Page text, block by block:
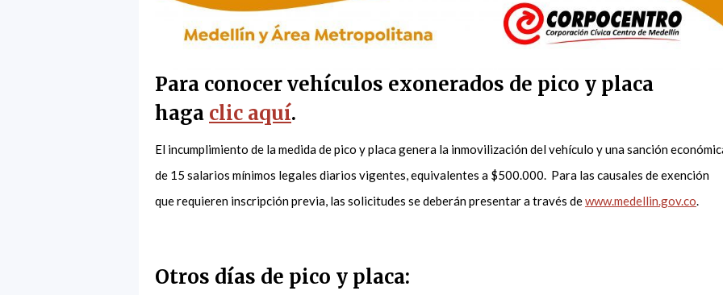
Para conocer vehículos exonerados de pico y placa
haga clic aquí.
El incumplimiento de la medida de pico y placa genera la inmovilización del vehículo y una sanción
de 15 salarios mínimos legales diarios vigentes, equivalentes a $500.000. Para las causales de exención
que requieren inscripción previa, las solicitudes se deberán presentar a través dewww.medellin.gov.co.
Otros días de pico y placa: